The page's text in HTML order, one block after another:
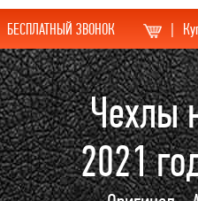
БЕСПЛАТНЫЙ ЗВОНОК |
Чехлы
2021